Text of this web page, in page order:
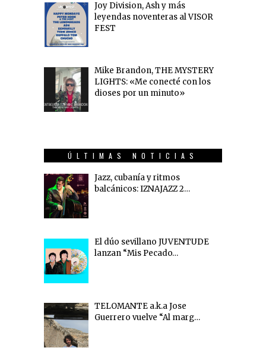
Joy Division, Ash y más
leyendas noventeras al VISOR
FEST
Mike Brandon, THE MYSTERY
LIGHTS: «Me conecté con los
dioses por un minuto»
ÚLTIMAS NOTICIAS
Jazz, cubanía y ritmos
balcánicos: IZNAJAZZ 2…
El dúo sevillano JUVENTUDE
lanzan “Mis Pecado…
TELOMANTE a.k.a Jose
Guerrero vuelve “Al marg…